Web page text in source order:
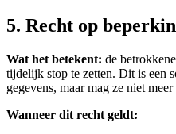
5. Recht op
Wat het betekent: de
tijdelijk stop te zetten. Dit is een
gegevens, maar mag ze niet
Wanneer dit recht geldt: